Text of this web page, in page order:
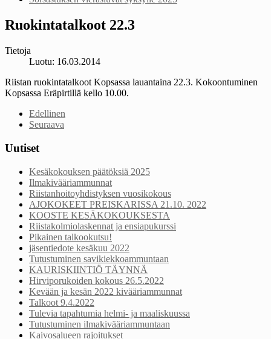
Ruokintatalkoot 22.3
Tietoja
Luotu: 16.03.2014
Riistan ruokintatalkoot Kopsassa lauantaina 22.3. Kokoontuminen
Kopsassa Eräpirtillä kello 10.00.
Edellinen
Seuraava
Uutiset
Kesäkokouksen päätöksiä 2025
Ilmakivääriammunnat
Riistanhoitoyhdistyksen vuosikokous
AJOKOKEET PREISKARISSA 21.10. 2022
KOOSTE KESÄKOKOUKSESTA
Riistakolmiolaskennat ja ensiapukurssi
Pikainen talkookutsu!
jäsentiedote kesäkuu 2022
Tutustuminen savikiekkoammuntaan
KAURISKIINTIÖ TÄYNNÄ
Hirviporukoiden kokous 26.5.2022
Kevään ja kesän 2022 kivääriammunnat
Talkoot 9.4.2022
Tulevia tapahtumia helmi- ja maaliskuussa
Tutustuminen ilmakivääriammuntaan
Kaivosalueen rajoitukset